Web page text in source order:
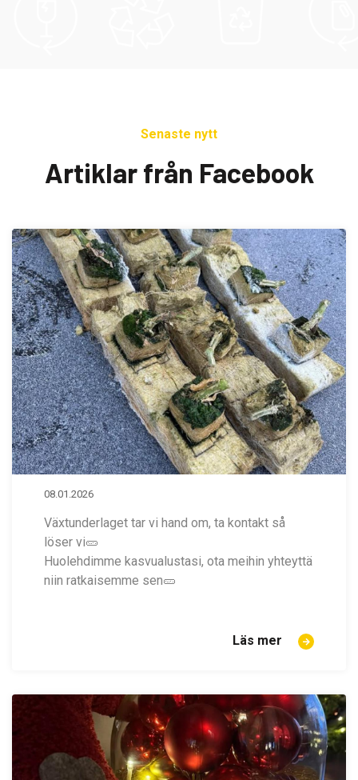
Senaste nytt
Artiklar från Facebook
08.01.2026
Växtunderlaget tar vi hand om, ta kontakt så
löser vi🥒
Huolehdimme kasvualustasi, ota meihin yhteyttä
niin ratkaisemme sen🥒
Läs mer